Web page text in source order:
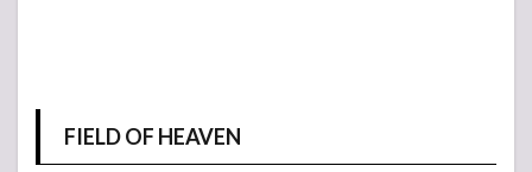
FIELD OF HEAVEN